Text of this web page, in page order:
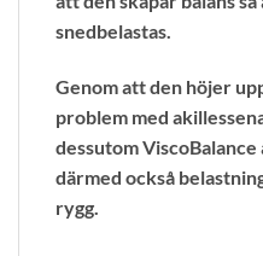
snedbelastas.
Genom att den höjer
problem med
dessutom
därmed också
rygg.